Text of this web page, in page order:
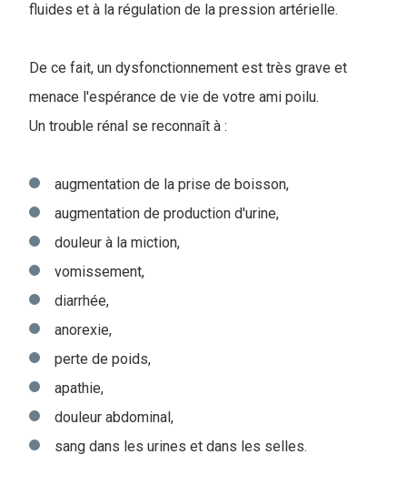
fluides et à la régulation de la pression artérielle.
De ce fait, un dysfonctionnement est très grave et
menace l'espérance de vie de votre ami poilu.
Un trouble rénal se reconnaît à :
augmentation de la prise de boisson,
augmentation de production d'urine,
douleur à la miction,
vomissement,
diarrhée,
anorexie,
perte de poids,
apathie,
douleur abdominal,
sang dans les urines et dans les selles.